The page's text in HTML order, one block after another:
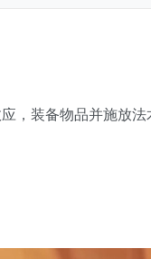
，装备物品并施放